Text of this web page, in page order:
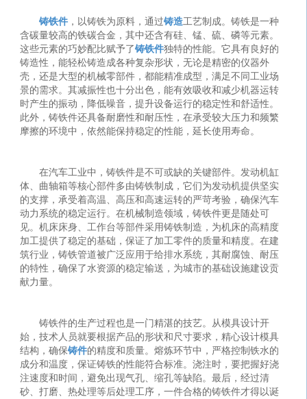
铸铁件 ，以铸铁为原料，通过铸造工艺制成。铸铁是一种
含碳量较高的铁碳合金，其中还含有硅、锰、硫、磷等元素。
这些元素的巧妙配比赋予了铸铁件独特的性能。它具有良好的
铸造性，能轻松铸造成各种复杂形状，无论是精密的仪器外
壳，还是大型的机械零部件，都能精准成型，满足不同工业场
景的需求。其减振性也十分出色，能有效吸收和减少机器运转
时产生的振动，降低噪音，提升设备运行的稳定性和舒适性。
此外，铸铁件还具备耐磨性和耐压性，在承受较大压力和频繁
摩擦的环境中，依然能保持稳定的性能，延长使用寿命。
在汽车工业中，铸铁件是不可或缺的关键部件。发动机缸
体、曲轴箱等核心部件多由铸铁制成，它们为发动机提供坚实
的支撑，承受着高温、高压和高速运转的严苛考验，确保汽车
动力系统的稳定运行。在机械制造领域，铸铁件更是随处可
见。机床床身、工作台等部件采用铸铁制造，为机床的高精度
加工提供了稳定的基础，保证了加工零件的质量和精度。在建
筑行业，铸铁管道被广泛应用于给排水系统，其耐腐蚀、耐压
的特性，确保了水资源的稳定输送，为城市的基础设施建设贡
献力量。
铸铁件的生产过程也是一门精湛的技艺。从模具设计开
始，技术人员就要根据产品的形状和尺寸要求，精心设计模具
结构，确保铸件的精度和质量。熔炼环节中，严格控制铁水的
成分和温度，保证铸铁的性能符合标准。浇注时，要把握好浇
注速度和时间，避免出现气孔、缩孔等缺陷。最后，经过清
砂、打磨、热处理等后处理工序，一件合格的铸铁件才得以诞